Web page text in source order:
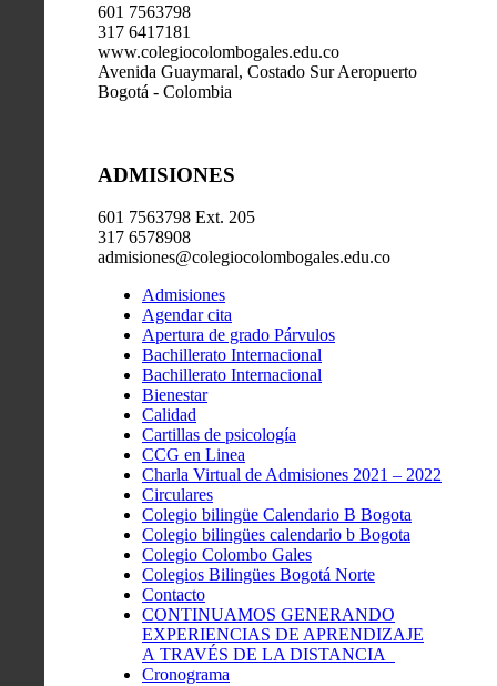
601 7563798
317 6417181
www.colegiocolombogales.edu.co
Avenida Guaymaral, Costado Sur Aeropuerto
Bogotá - Colombia
ADMISIONES
601 7563798 Ext. 205
317 6578908
admisiones@colegiocolombogales.edu.co
Admisiones
Agendar cita
Apertura de grado Párvulos
Bachillerato Internacional
Bachillerato Internacional
Bienestar
Calidad
Cartillas de psicología
CCG en Linea
Charla Virtual de Admisiones 2021 – 2022
Circulares
Colegio bilingüe Calendario B Bogota
Colegio bilingües calendario b Bogota
Colegio Colombo Gales
Colegios Bilingües Bogotá Norte
Contacto
CONTINUAMOS GENERANDO
EXPERIENCIAS DE APRENDIZAJE
A TRAVÉS DE LA DISTANCIA
Cronograma